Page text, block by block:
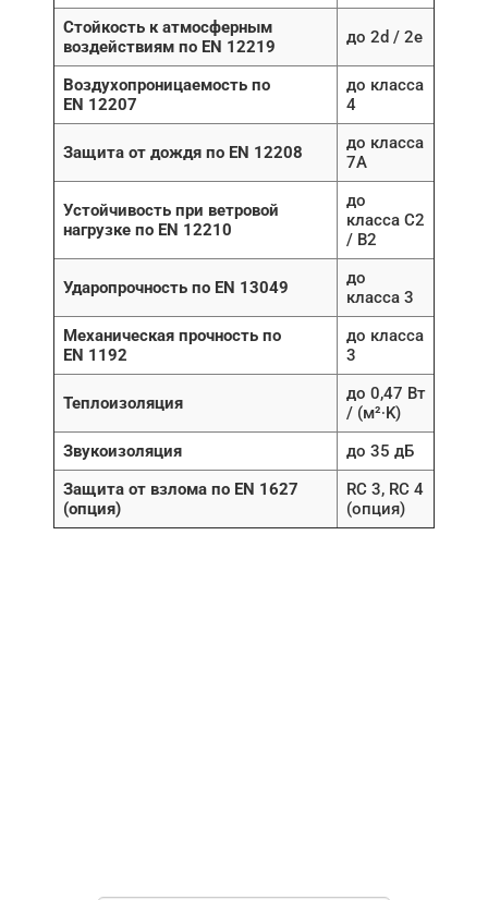
Стойкость к атмосферным
воздействиям по EN 12219
до 2d / 2e
Воздухопроницаемость по
EN 12207
до класса
4
Защита от дождя по EN 12208
до класса
7A
Устойчивость при ветровой
нагрузке по EN 12210
до
класса C2
/ B2
Ударопрочность по EN 13049
до
класса 3
Механическая прочность по
EN 1192
до класса
3
Теплоизоляция
до 0,47 Вт
/ (м²∙K)
Звукоизоляция
до 35 дБ
Защита от взлома по EN 1627
(опция)
RC 3, RC 4
(опция)